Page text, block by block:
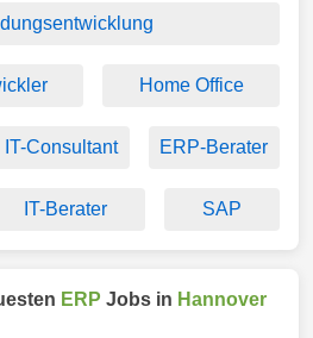
Home Office
IT-Consultant ERP-Berater
IT-Berater SAP
ERP Jobs in Hannover